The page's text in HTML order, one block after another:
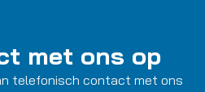
met ons op
telefonisch contact met ons